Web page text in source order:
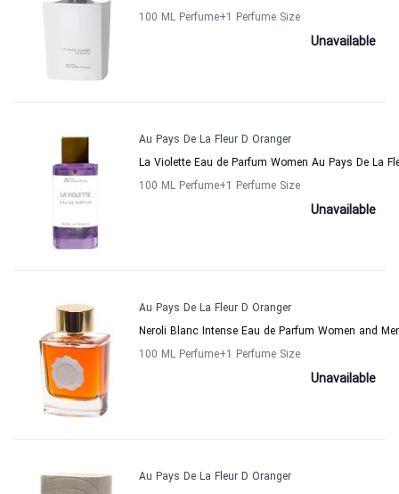
100 ML Perfume+1 Perfume Size
Unavailable
Au Pays De La Fleur D Oranger
La Violette Eau de Parfum Women Au Pays De La
100 ML Perfume+1 Perfume Size
Unavailable
Au Pays De La Fleur D Oranger
Neroli Blanc Intense Eau de Parfum Women and
100 ML Perfume+1 Perfume Size
Unavailable
Au Pays De La Fleur D Oranger